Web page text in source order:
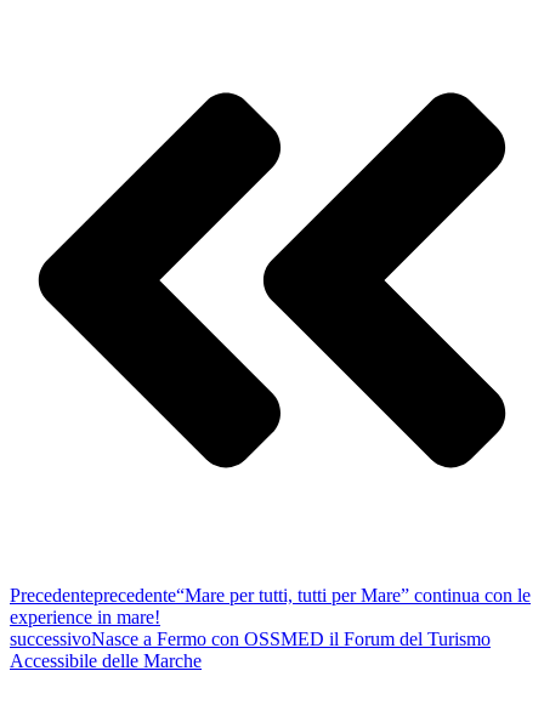
Precedenteprecedente“Mare per tutti, tutti per Mare” continua con le
experience in mare!
successivoNasce a Fermo con OSSMED il Forum del Turismo
Accessibile delle Marche